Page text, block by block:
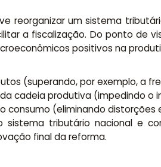
reorganizar um sistema
a fiscalização. Do ponto de
positivos na
(superando, por exemplo, a
cadeia produtiva (impedindo o
consumo (eliminando distorções
tributário nacional e
final da reforma.